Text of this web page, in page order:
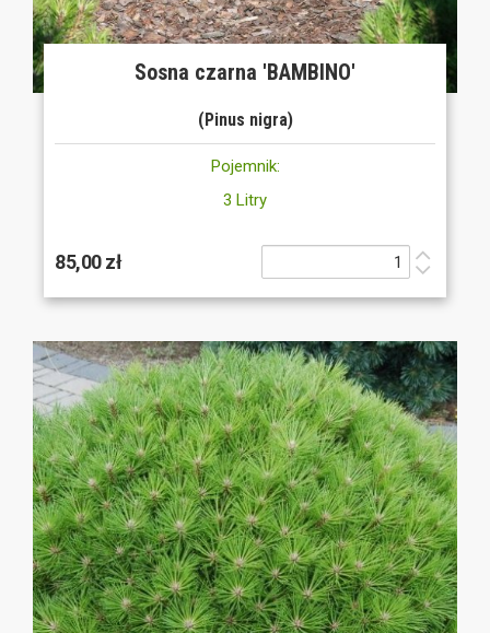
Sosna czarna 'BAMBINO'
(Pinus nigra)
Pojemnik:
3 Litry
85,00 zł